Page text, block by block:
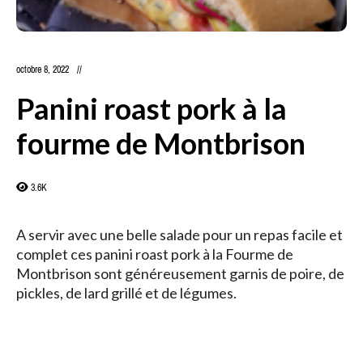
octobre 8, 2022
Panini roast pork à la
fourme de Montbrison
3.6K
A servir avec une belle salade pour un repas facile et
complet ces panini roast pork à la Fourme de
Montbrison sont généreusement garnis de poire, de
pickles, de lard grillé et de légumes.